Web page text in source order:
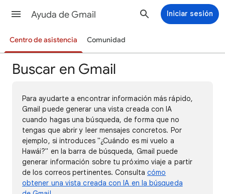
Ayuda de Gmail Iniciar sesión
Centro de asistencia Comunidad
Buscar en Gmail
Para ayudarte a encontrar información más rápido,
Gmail puede generar una vista creada con IA
cuando hagas una búsqueda, de forma que no
tengas que abrir y leer mensajes concretos. Por
ejemplo, si introduces "¿Cuándo es mi vuelo a
Hawái?" en la barra de búsqueda, Gmail puede
generar información sobre tu próximo viaje a partir
de los correos pertinentes. Consulta cómo
obtener una vista creada con IA en la búsqueda